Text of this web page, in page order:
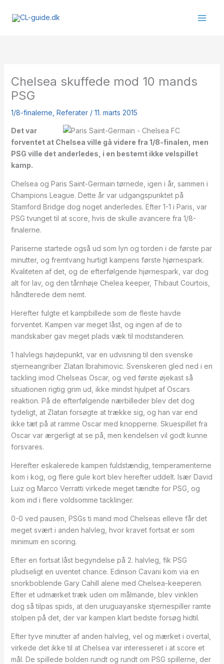
Chelsea skuffede mod 10 mands
PSG
1/8-finalerne Referater/ 11. marts 2015
Det var
forventet at Chelsea ville gå videre fra 1/8-finalen, men
PSG ville det anderledes, i en bestemt ikke velspillet
kamp.
Chelsea og Paris Saint-Germain tørnede, igen i år, sammen i
Champions League. Dette år var udgangspunktet på
Stamford Bridge dog noget anderledes. Efter 1-1 i Paris, var
PSG tvunget til at score, hvis de skulle avancere fra 1/8-
finalerne.
Pariserne startede også ud som lyn og torden i de første par
minutter, og fremtvang hurtigt kampens første hjørnespark.
Kvaliteten af det, og de efterfølgende hjørnespark, var dog
alt for lav, og den tårnhøje Chelea keeper, Thibaut Courtois,
håndterede dem nemt.
Herefter fulgte et kampbillede som de fleste havde
forventet. Kampen var meget låst, og ingen af de to
mandskaber gav meget plads væk til modstanderen.
1 halvlegs højdepunkt, var en udvisning til den svenske
stjerneangriber Zlatan Ibrahimovic. Svenskeren gled ned i en
tackling imod Chelseas Oscar, og ved første øjekast så
situationen rigtig grim ud, ikke mindst hjulpet af Oscars
reaktion. På de efterfølgende nærbilleder blev det dog
tydeligt, at Zlatan forsøgte at trække sig, og han var end
ikke tæt på at ramme Oscar med knopperne. Skuespillet fra
Oscar var ærgerligt at se på, men kendelsen vil godt kunne
forsvares.
Herefter eskalerede kampen fuldstændig, temperamenterne
kom i kog, og flere gule kort blev herefter uddelt. Især David
Luiz og Marco Verratti virkede meget tændte for PSG, og
kom ind i flere voldsomme tacklinger.
0-0 ved pausen, PSGs ti mand mod Chelseas elleve får det
meget svært i anden halvleg, hvor kravet fortsat er som
minimum en scoring.
Efter en fortsat låst begyndelse på 2. halvleg, fik PSG
pludseligt en uventet chance. Edinson Cavani kom via en
snorkboblende Gary Cahill alene med Chelsea-keeperen.
Efter et udmærket træk uden om målmande, blev vinklen
dog så tilpas spids, at den uruguayanske stjernespiller ramte
stolpen på det, der var kampen klart bedste forsøg hidtil.
Efter tyve minutter af anden halvleg, vel og mærket i overtal,
virkede det ikke til at Chelsea var interesseret i at score et
mål. De spillede bolden rundt og rundt om PSG spillerne, der